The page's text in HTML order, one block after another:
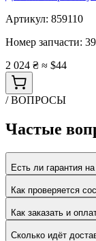
Артикул: 859110
Номер запчасти:
2 024 ₴ ≈ $44
/ ВОПРОСЫ
Частые
Есть ли гарантия
Как проверяется
Как заказать и
Сколько идёт